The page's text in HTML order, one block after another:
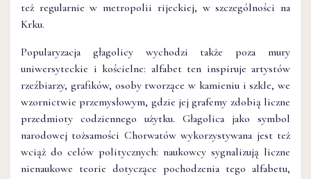
też regularnie w metropolii rijeckiej, w szczególności na
Krku.
Popularyzacja głagolicy wychodzi także poza mury
uniwersyteckie i kościelne: alfabet ten inspiruje artystów
rzeźbiarzy, grafików, osoby tworzące w kamieniu i szkle, we
wzornictwie przemysłowym, gdzie jej grafemy zdobią liczne
przedmioty codziennego użytku. Głagolica jako symbol
narodowej tożsamości Chorwatów wykorzystywana jest też
wciąż do celów politycznych: naukowcy sygnalizują liczne
nienaukowe teorie dotyczące pochodzenia tego alfabetu,